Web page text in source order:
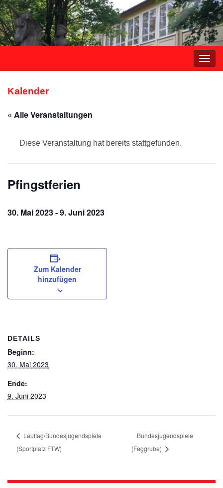
Kalender
« Alle Veranstaltungen
Diese Veranstaltung hat bereits stattgefunden.
Pfingstferien
30. Mai 2023-9. Juni 2023
Zum Kalender
hinzufügen
DETAILS
Beginn:
30. Mai 2023
Ende:
9. Juni 2023
Lauftag/Bundesjugendspiele
(Sportplatz FTW)
Bundesjugendspiele
(Feggrube)